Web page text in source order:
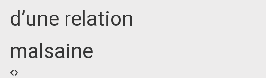
d’une relation
malsaine